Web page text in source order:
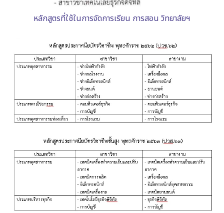
หลักสูตรที่ใช้ในการจัดการเรียน การสอน วิทยาลัยฯ